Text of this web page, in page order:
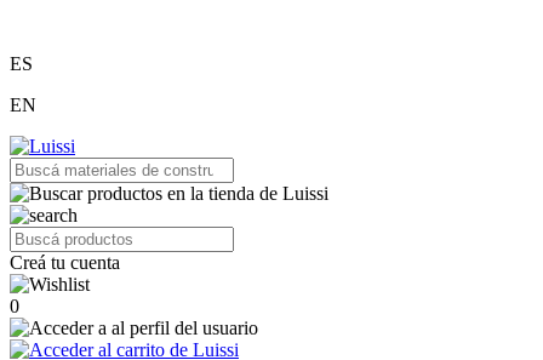
ES
EN
Creá tu cuenta
0